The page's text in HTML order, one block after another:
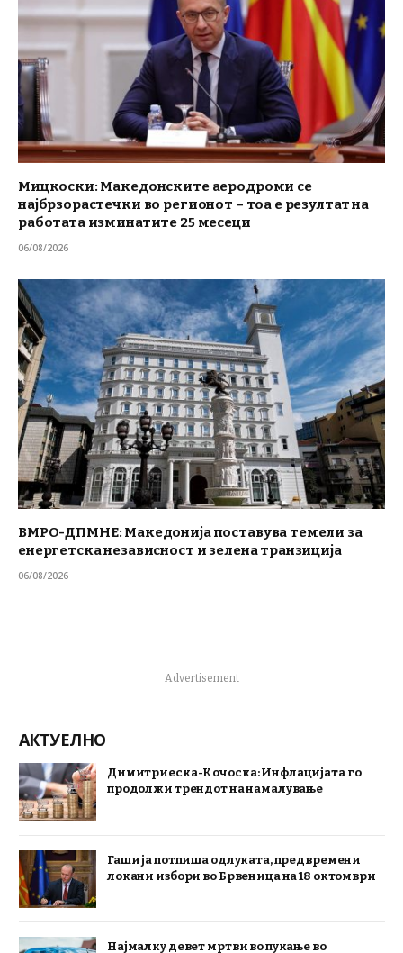
Мицкоски: Македонските аеродроми се
најбрзорастечки во регионот – тоа е резултат на
работата изминатите 25 месеци
06/08/2026
ВМРО-ДПМНЕ: Македонија поставува темели за
енергетска независност и зелена транзиција
06/08/2026
Advertisement
АКТУЕЛНО
Димитриеска-Кочоска: Инфлацијата го
продолжи трендот на намалување
Гаши ја потпиша одлуката, предвремени
локани избори во Брвеница на 18 октомври
Најмалку девет мртви во пукање во